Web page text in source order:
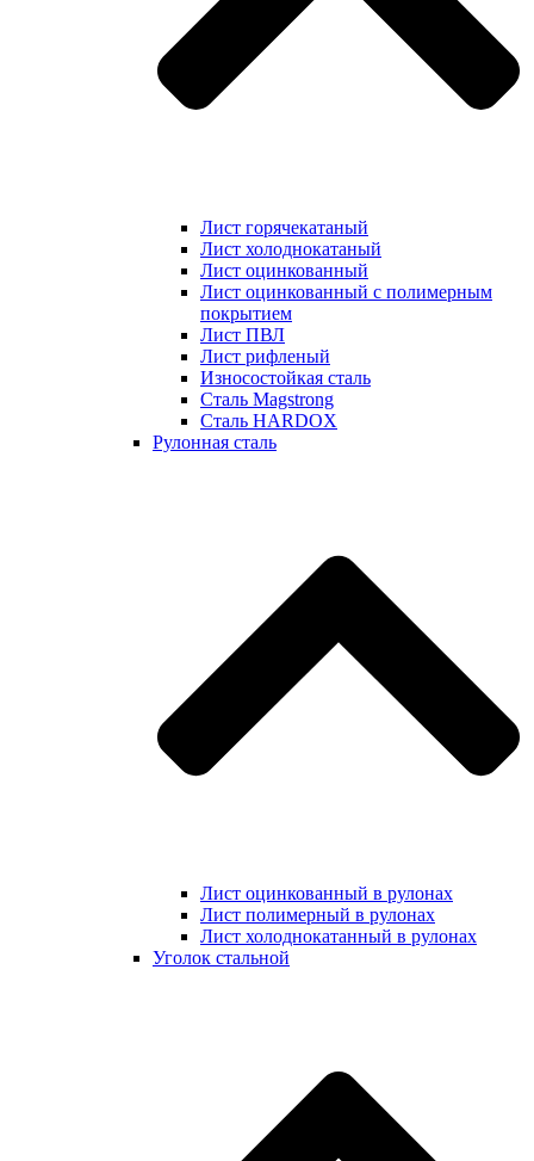
Лист горячекатаный
Лист холоднокатаный
Лист оцинкованный
Лист оцинкованный с полимерным
покрытием
Лист ПВЛ
Лист рифленый
Износостойкая сталь
Сталь Magstrong
Сталь HARDOX
Рулонная сталь
Лист оцинкованный в рулонах
Лист полимерный в рулонах
Лист холоднокатанный в рулонах
Уголок стальной